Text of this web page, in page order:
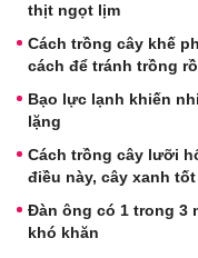
thịt ngọt lịm
Cách trồng cây khế
cách để tránh trồng
Bạo lực lạnh khiến
lặng
Cách trồng cây lưỡi
điều này, cây xanh
Đàn ông có 1 trong 3
khó khăn